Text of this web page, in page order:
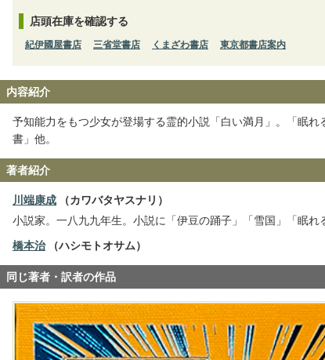
店頭在庫を確認する
紀伊國屋書店 三省堂書店 くまざわ書店 東京都書店案内
内容紹介
予知能力をもつ少女が登場する霊的小説「白い満月」。「眠
書」他。
著者紹介
川端康成 （カワバタヤスナリ）
小説家。一八九九年生。小説に「伊豆の踊子」「雪国」「眠れ
橋本治（ハシモトオサム）
同じ著者・訳者の作品